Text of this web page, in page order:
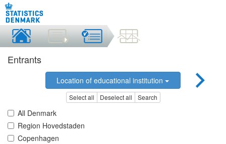
Entrants
Location of educational institution
Select all Deselect all Search
All Denmark
Region Hovedstaden
Copenhagen